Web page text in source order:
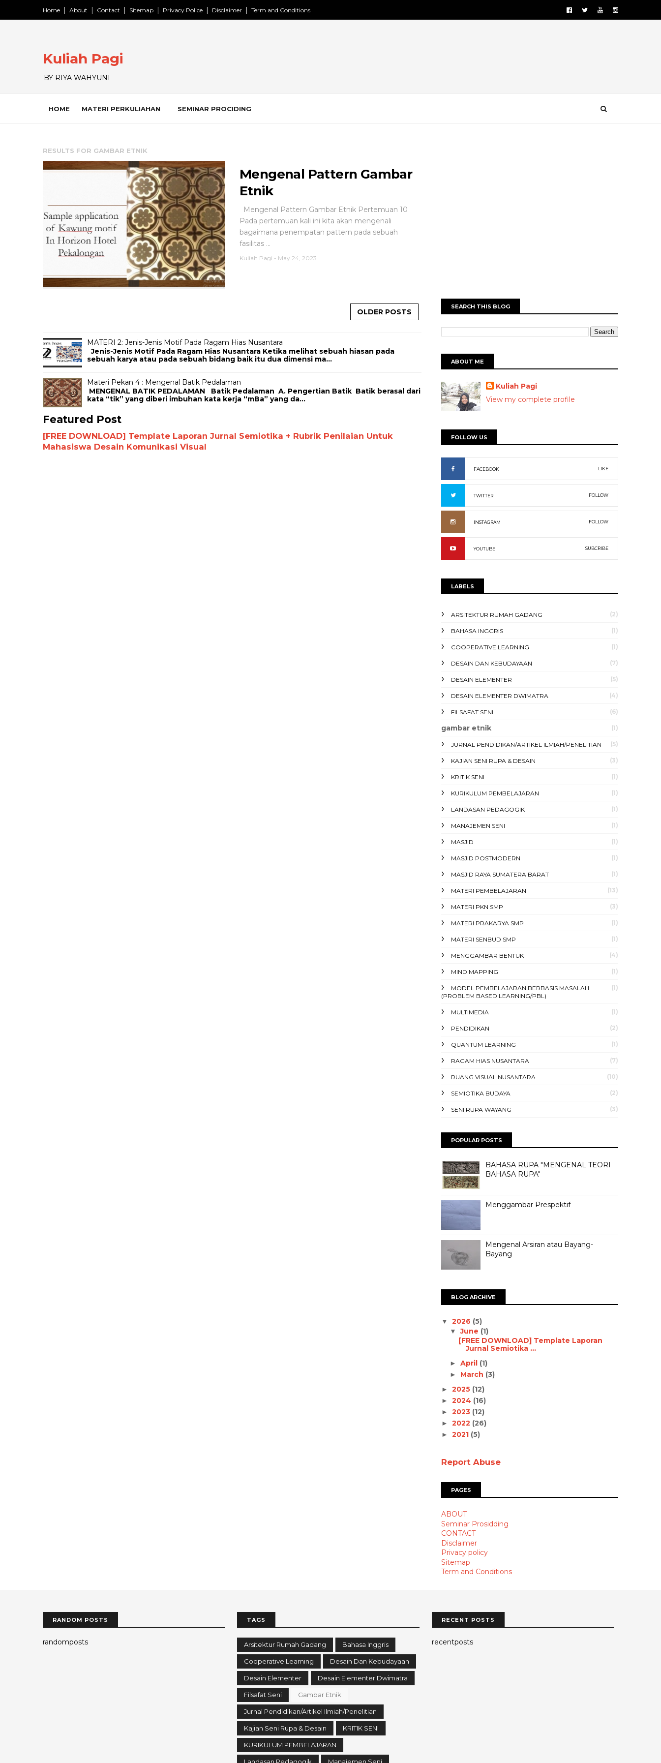
Home About Contact Sitemap Privacy Police Disclaimer Term and Conditions
Kuliah Pagi
BY RIYA WAHYUNI
HOME MATERI PERKULIAHAN SEMINAR PROCIDING
RESULTS FOR GAMBAR ETNIK
Mengenal Pattern Gambar
Etnik
Mengenal Pattern Gambar Etnik Pertemuan 10
Pada pertemuan kali ini kita akan mengenali
bagaimana penempatan pattern pada sebuah
fasilitas ...
Kuliah Pagi - May 24, 2023
OLDER POSTS
MATERI 2: Jenis-Jenis Motif Pada Ragam Hias Nusantara
Jenis-Jenis Motif Pada Ragam Hias Nusantara Ketika melihat sebuah hiasan pada
sebuah karya atau pada sebuah bidang baik itu dua dimensi ma...
Materi Pekan 4 : Mengenal Batik Pedalaman
MENGENAL BATIK PEDALAMAN Batik Pedalaman A. Pengertian Batik Batik berasal dari
kata “tik” yang diberi imbuhan kata kerja “mBa” yang da...
Featured Post
[FREE DOWNLOAD] Template Laporan Jurnal Semiotika + Rubrik Penilaian Untuk
Mahasiswa Desain Komunikasi Visual
SEARCH THIS BLOG
ABOUT ME
Kuliah Pagi
View my complete profile
FOLLOW US
FACEBOOK LIKE
TWITTER FOLLOW
INSTAGRAM FOLLOW
YOUTUBE SUBCRIBE
LABELS
ARSITEKTUR RUMAH GADANG (2)
BAHASA INGGRIS (1)
COOPERATIVE LEARNING (1)
DESAIN DAN KEBUDAYAAN (7)
DESAIN ELEMENTER (5)
DESAIN ELEMENTER DWIMATRA (4)
FILSAFAT SENI (6)
gambar etnik (1)
JURNAL PENDIDIKAN/ARTIKEL ILMIAH/PENELITIAN (5)
KAJIAN SENI RUPA & DESAIN (3)
KRITIK SENI (1)
KURIKULUM PEMBELAJARAN (1)
LANDASAN PEDAGOGIK (1)
MANAJEMEN SENI (1)
MASJID (1)
MASJID POSTMODERN (1)
MASJID RAYA SUMATERA BARAT (1)
MATERI PEMBELAJARAN (13)
MATERI PKN SMP (3)
MATERI PRAKARYA SMP (1)
MATERI SENBUD SMP (1)
MENGGAMBAR BENTUK (4)
MIND MAPPING (1)
MODEL PEMBELAJARAN BERBASIS MASALAH
(PROBLEM BASED LEARNING/PBL)
(1)
MULTIMEDIA (1)
PENDIDIKAN (2)
QUANTUM LEARNING (1)
RAGAM HIAS NUSANTARA (7)
RUANG VISUAL NUSANTARA (10)
SEMIOTIKA BUDAYA (2)
SENI RUPA WAYANG (3)
POPULAR POSTS
BAHASA RUPA "MENGENAL TEORI
BAHASA RUPA"
Menggambar Prespektif
Mengenal Arsiran atau Bayang-
Bayang
BLOG ARCHIVE
▼ 2026 (5)
▼June (1)
[FREE DOWNLOAD] Template Laporan
Jurnal Semiotika ...
► April (1)
► March (3)
► 2025 (12)
► 2024 (16)
► 2023 (12)
► 2022 (26)
► 2021 (5)
Report Abuse
PAGES
ABOUT
Seminar Prosidding
CONTACT
Disclaimer
Privacy policy
Sitemap
Term and Conditions
RANDOM POSTS
randomposts
TAGS
Arsitektur Rumah Gadang Bahasa Inggris
Cooperative Learning Desain Dan Kebudayaan
Desain Elementer Desain Elementer Dwimatra
Filsafat Seni Gambar Etnik
Jurnal Pendidikan/Artikel Ilmiah/Penelitian
Kajian Seni Rupa & Desain KRITIK SENI
KURIKULUM PEMBELAJARAN
Landasan Pedagogik Manajemen Seni
RECENT POSTS
recentposts